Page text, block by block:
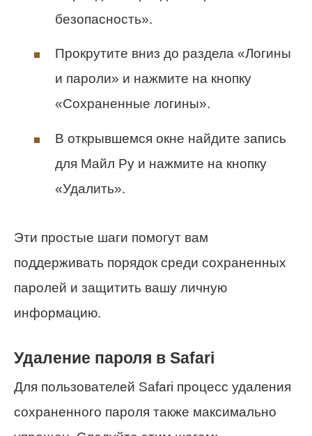
безопасность».
Прокрутите вниз до раздела «Логины
и пароли» и нажмите на кнопку
«Сохраненные логины».
В открывшемся окне найдите запись
для Майл Ру и нажмите на кнопку
«Удалить».
Эти простые шаги помогут вам
поддерживать порядок среди сохраненных
паролей и защитить вашу личную
информацию.
Удаление пароля в Safari
Для пользователей Safari процесс удаления
сохраненного пароля также максимально